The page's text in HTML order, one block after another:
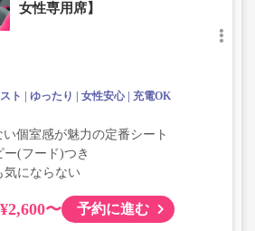
女性専用席】
ト ゆったり 女性安心
充電OK
個室感が魅力の定番シート
(フード)つき
気にならない
¥2,600〜 予約に進む